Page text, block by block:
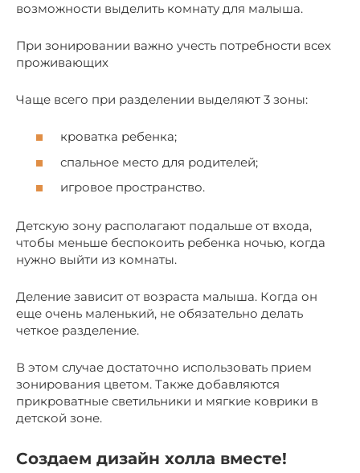
возможности выделить комнату для малыша.
При зонировании важно учесть потребности всех
проживающих
Чаще всего при разделении выделяют 3 зоны:
кроватка ребенка;
спальное место для родителей;
игровое пространство.
Детскую зону располагают подальше от входа,
чтобы меньше беспокоить ребенка ночью, когда
нужно выйти из комнаты.
Деление зависит от возраста малыша. Когда он
еще очень маленький, не обязательно делать
четкое разделение.
В этом случае достаточно использовать прием
зонирования цветом. Также добавляются
прикроватные светильники и мягкие коврики в
детской зоне.
Создаем дизайн холла вместе!